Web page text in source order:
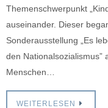
Themenschwerpunkt
auseinander. Dieser
Sonderausstellung „Es
den Nationalsozialismus”
Menschen…
WEITERLESEN